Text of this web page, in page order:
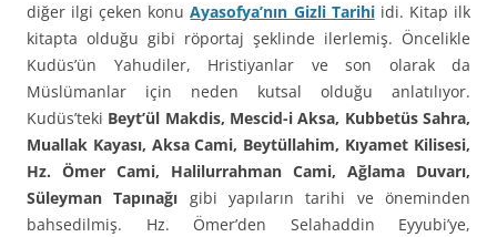
diğer ilgi çeken konuAyasofya’nın Gizli Tarihiidi. Kitap ilk
kitapta olduğu gibi röportaj şeklinde ilerlemiş. Öncelikle
Kudüs’ün Yahudiler, Hristiyanlar ve son olarak da
Müslümanlar için neden kutsal olduğu anlatılıyor.
Kudüs’teki Beyt’ül Makdis, Mescid-i Aksa, Kubbetüs Sahra,
Muallak Kayası, Aksa Cami, Beytüllahim, Kıyamet Kilisesi,
Hz. Ömer Cami, Halilurrahman Cami, Ağlama Duvarı,
Süleyman Tapınağı gibi yapıların tarihi ve öneminden
bahsedilmiş. Hz. Ömer’den Selahaddin Eyyubi’ye,